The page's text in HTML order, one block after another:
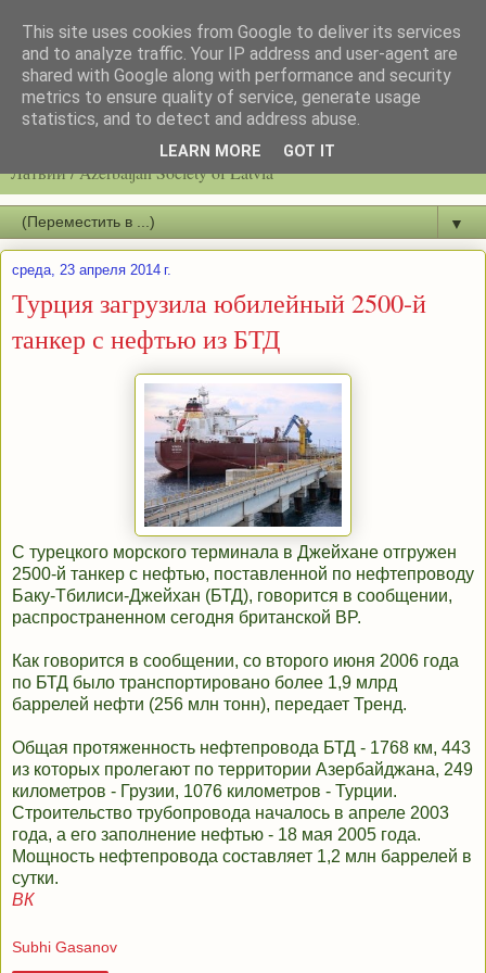
Latvijas azerbaidžāņu biedrību / Общество азербайджанцев
Латвии / Azerbaijan Society of Latvia
▼
среда, 23 апреля 2014 г.
Турция загрузила юбилейный 2500-й
танкер с нефтью из БТД
С турецкого морского терминала в Джейхане отгружен
2500-й танкер с нефтью, поставленной по нефтепроводу
Баку-Тбилиси-Джейхан (БТД), говорится в сообщении,
распространенном сегодня британской BP.
Как говорится в сообщении, со второго июня 2006 года
по БТД было транспортировано более 1,9 млрд
баррелей нефти (256 млн тонн), передает Тренд.
Общая протяженность нефтепровода БТД - 1768 км, 443
из которых пролегают по территории Азербайджана, 249
километров - Грузии, 1076 километров - Турции.
Строительство трубопровода началось в апреле 2003
года, а его заполнение нефтью - 18 мая 2005 года.
Мощность нефтепровода составляет 1,2 млн баррелей в
сутки.
ВК
Subhi Gasanov
This site uses cookies from Google to deliver its services
and to analyze traffic. Your IP address and user-agent are
shared with Google along with performance and security
metrics to ensure quality of service, generate usage
statistics, and to detect and address abuse.
LEARN MORE GOT IT